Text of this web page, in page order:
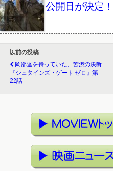
公開日が決定
以前の投稿
岡部達を待っていた、苦渋の決断
『シュタインズ・ゲート ゼロ』第
22話